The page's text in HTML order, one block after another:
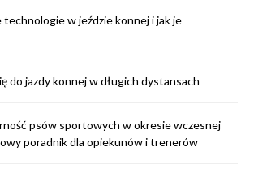
technologie w jeździe konnej i jak je
do jazdy konnej w długich dystansach
psów sportowych w okresie wczesnej
poradnik dla opiekunów i trenerów